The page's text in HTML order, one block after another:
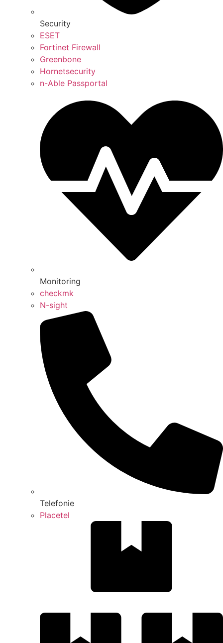
Security
ESET
Fortinet Firewall
Greenbone
Hornetsecurity
n-Able Passportal
Monitoring
checkmk
N-sight
Telefonie
Placetel